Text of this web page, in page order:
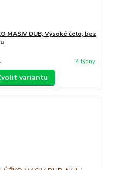
MASIV DUB, Vysoké čelo, bez
4 týdny
variantu